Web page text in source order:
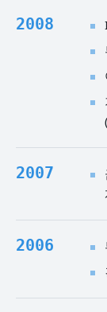
2008
2007
2006